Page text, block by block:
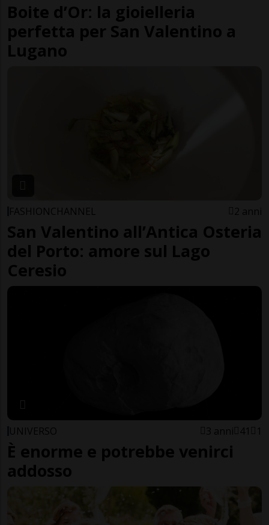
Boite d’Or: la gioielleria
perfetta per San Valentino a
Lugano
FASHIONCHANNEL 2 anni
San Valentino all’Antica Osteria
del Porto: amore sul Lago
Ceresio
UNIVERSO 3 anni 41 1
È enorme e potrebbe venirci
addosso